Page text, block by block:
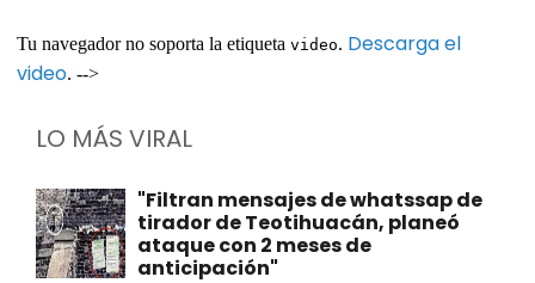
Tu navegador no soporta la etiqueta video. Descarga el
video. -->
LO MÁS VIRAL
"Filtran mensajes de whatssap de
tirador de Teotihuacán, planeó
ataque con 2 meses de
anticipación"